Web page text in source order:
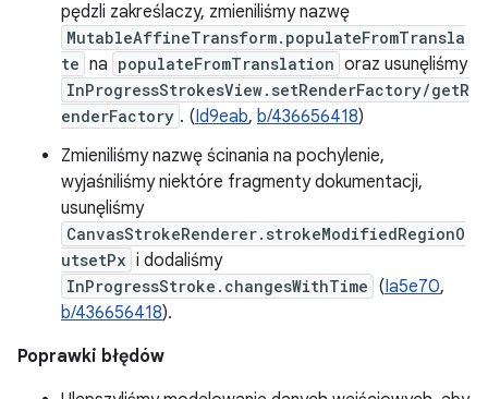
pędzli zakreślaczy, zmieniliśmy nazwę
MutableAffineTransform.populateFromTransla
te na populateFromTranslation oraz usunęliśmy
InProgressStrokesView.setRenderFactory/getR
enderFactory . (Id9eab, b/436656418)
Zmieniliśmy nazwę ścinania na pochylenie,
wyjaśniliśmy niektóre fragmenty dokumentacji,
usunęliśmy
CanvasStrokeRenderer.strokeModifiedRegionO
utsetPx i dodaliśmy
InProgressStroke.changesWithTime (Ia5e70,
b/436656418).
Poprawki błędów